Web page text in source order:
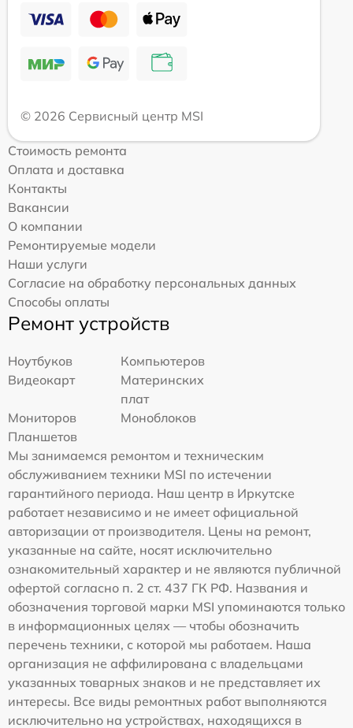
© 2026 Сервисный центр MSI
Стоимость ремонта
Оплата и доставка
Контакты
Вакансии
О компании
Ремонтируемые модели
Наши услуги
Согласие на обработку персональных данных
Способы оплаты
Ремонт устройств
Ноутбуков
Компьютеров
Видеокарт
Материнских
плат
Мониторов
Моноблоков
Планшетов
Мы занимаемся ремонтом и техническим
обслуживанием техники MSI по истечении
гарантийного периода. Наш центр в Иркутске
работает независимо и не имеет официальной
авторизации от производителя. Цены на ремонт,
указанные на сайте, носят исключительно
ознакомительный характер и не являются публичной
офертой согласно п. 2 ст. 437 ГК РФ. Названия и
обозначения торговой марки MSI упоминаются только
в информационных целях — чтобы обозначить
перечень техники, с которой мы работаем. Наша
организация не аффилирована с владельцами
указанных товарных знаков и не представляет их
интересы. Все виды ремонтных работ выполняются
исключительно на устройствах, находящихся в